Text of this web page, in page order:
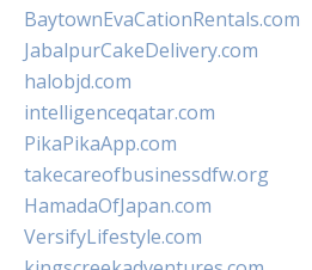
BaytownEvaCationRentals.com
JabalpurCakeDelivery.com
halobjd.com
intelligenceqatar.com
PikaPikaApp.com
takecareofbusinessdfw.org
HamadaOfJapan.com
VersifyLifestyle.com